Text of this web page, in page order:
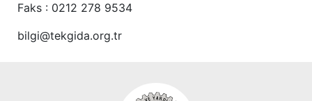
Faks : 0212 278 9534
bilgi@tekgida.org.tr